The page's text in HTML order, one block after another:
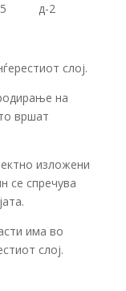
д-2
слој.
на
вршат
изложени
се спречува
има во
слој.